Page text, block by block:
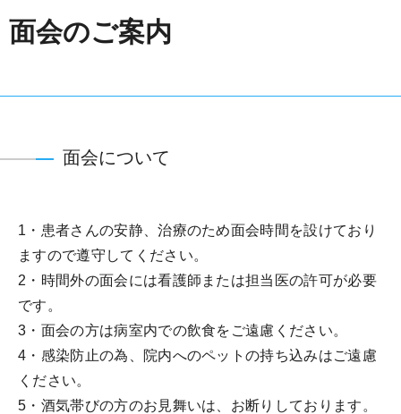
面会のご案内
面会について
1・患者さんの安静、治療のため面会時間を設けており
ますので遵守してください。
2・時間外の面会には看護師または担当医の許可が必要
です。
3・面会の方は病室内での飲食をご遠慮ください。
4・感染防止の為、院内へのペットの持ち込みはご遠慮
ください。
5・酒気帯びの方のお見舞いは、お断りしております。